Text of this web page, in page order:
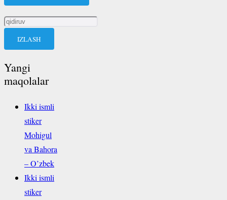
Qidirshish:
Yangi
maqolalar
Ikki ismli
stiker
Mohigul
va Bahora
– O’zbek
Ikki ismli
stiker